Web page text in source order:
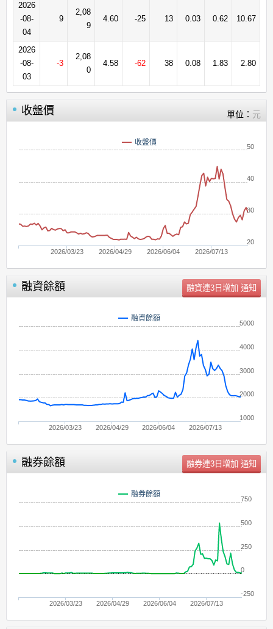
2026
-08-
04
9
2,08
9
4.60 -25 13 0.03 0.62 10.67
2026
-08-
03
-3
2,08
0
4.58 -62 38 0.08 1.83 2.80
收盤價 單位： 元
收盤價
2026/03/23 2026/04/29 2026/06/04 2026/07/13
20
30
40
50
融資餘額 單位：張
融資餘額
2026/03/23 2026/04/29 2026/06/04 2026/07/13
1000
2000
3000
4000
5000
融券餘額 單位：張
融券餘額
2026/03/23 2026/04/29 2026/06/04 2026/07/13
0
-250
250
500
750